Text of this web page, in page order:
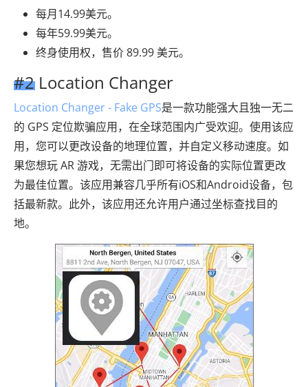
每月14.99美元。
每年59.99美元。
终身使用权，售价 89.99 美元。
#2 Location Changer
Location Changer - Fake GPS是一款功能强大且独一无二
的 GPS 定位欺骗应用，在全球范围内广受欢迎。使用该应
用，您可以更改设备的地理位置，并自定义移动速度。如
果您想玩 AR 游戏，无需出门即可将设备的实际位置更改
为最佳位置。该应用兼容几乎所有iOS和Android设备，包
括最新款。此外，该应用还允许用户通过坐标查找目的
地。